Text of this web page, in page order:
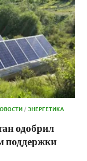
/ЭНЕРГЕТИКА
одобрил
поддержки